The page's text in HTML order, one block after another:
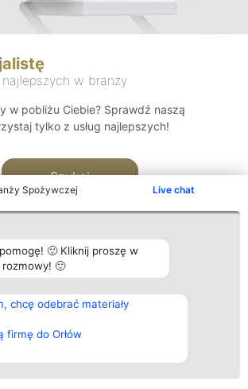
Spożywczej Live chat
🙂 Kliknij proszę w
🙂
chcę odebrać materiały
firmę do Orłów
w branży
w pobliżu Ciebie? Sprawdź naszą
tylko z usług najlepszych!
Szukaj
o.
Plebiscyt
Laureaci
wszystkich
Laureatów
Regulamin
Kontakt
Kontakt